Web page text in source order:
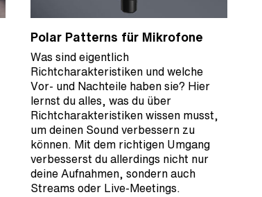
Polar Patterns für Mikrofone
Was sind eigentlich
Richtcharakteristiken und welche
Vor- und Nachteile haben sie? Hier
lernst du alles, was du über
Richtcharakteristiken wissen musst,
um deinen Sound verbessern zu
können. Mit dem richtigen Umgang
verbesserst du allerdings nicht nur
deine Aufnahmen, sondern auch
Streams oder Live-Meetings.